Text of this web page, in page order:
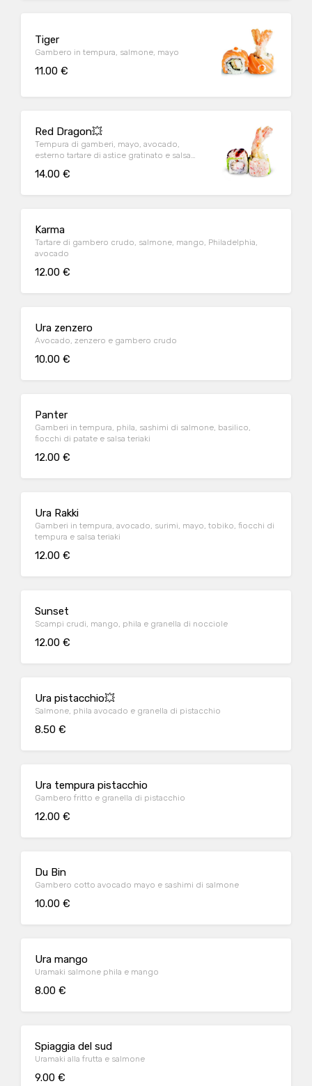
Tiger
Gambero in tempura, salmone, mayo
11.00 €
Red Dragon💥
Tempura di gamberi, mayo, avocado,
esterno tartare di astice gratinato e salsa
14.00 €
Karma
Tartare di gambero crudo, salmone, mango, Philadelphia,
avocado
12.00 €
Ura zenzero
Avocado, zenzero e gambero crudo
10.00 €
Panter
Gamberi in tempura, phila, sashimi di salmone, basilico,
fiocchi di patate e salsa teriaki
12.00 €
Ura Rakki
Gamberi in tempura, avocado, surimi, mayo, tobiko, fiocchi di
tempura e salsa teriaki
12.00 €
Sunset
Scampi crudi, mango, phila e granella di nocciole
12.00 €
Ura pistacchio💥
Salmone, phila avocado e granella di pistacchio
8.50 €
Ura tempura pistacchio
Gambero fritto e granella di pistacchio
12.00 €
Du Bin
Gambero cotto avocado mayo e sashimi di salmone
10.00 €
Ura mango
Uramaki salmone phila e mango
8.00 €
Spiaggia del sud
Uramaki alla frutta e salmone
9.00 €